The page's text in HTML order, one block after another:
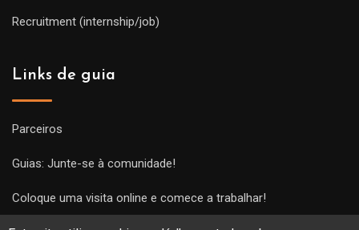
Recruitment (internship/job)
Links de guia
Parceiros
Guias: Junte-se à comunidade!
Coloque uma visita online e comece a trabalhar!